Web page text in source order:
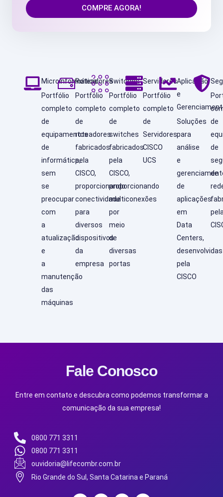
COMPRE AGORA!
Microinformática
Portfólio
completo
de
equipamentos
de
informática,
sem
se
preocupar
com
a
atualização
e
a
manutenção
das
máquinas
Roteadores
Portfólio
completo
de
roteadores
fabricados
pela
CISCO,
proporcionando
conectividade
para
diversos
dispositivos
da
empresa
Switches
Portfólio
completo
de
switches
fabricados
pela
CISCO,
proporcionando
multiconexões
por
meio
de
diversas
portas
Servidores
Portfólio
completo
de
Servidores
CISCO
UCS
Aplicação
e
Soluções
para
análise
e
de
aplicações
em
Data
Centers,
desenvolvidas
pela
CISCO
de
de
de
Fale Conosco
Entre em contato e descubra como podemos transformar a
comunicação da sua empresa!
0800 771 3311
0800 771 3311
ouvidoria@lifecombr.com.br
Rio Grande do Sul, Santa Catarina e Paraná